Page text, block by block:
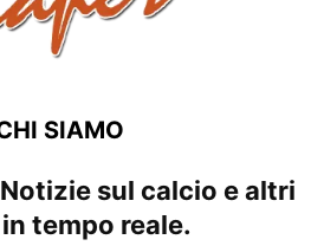
SIAMO
sul calcio e altri
tempo reale.